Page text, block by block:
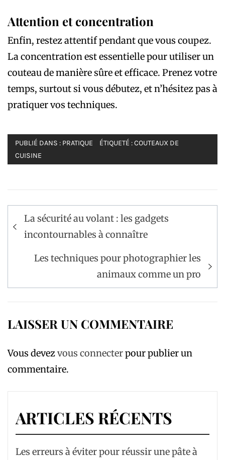
Attention et concentration
Enfin, restez attentif pendant que vous coupez.
La concentration est essentielle pour utiliser un
couteau de manière sûre et efficace. Prenez votre
temps, surtout si vous débutez, et n’hésitez pas à
pratiquer vos techniques.
PUBLIÉ DANS : PRATIQUE ÉTIQUETÉ :COUTEAUX DE
CUISINE
Navigation
de
La sécurité au volant : les gadgets
incontournables à connaître
Les techniques pour photographier les
animaux comme un pro
LAISSER UN COMMENTAIRE
Vous devezvous connecterpour publier un
commentaire.
ARTICLES RÉCENTS
Les erreurs à éviter pour réussir une pâte à